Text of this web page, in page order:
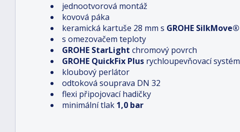
jednootvorová montáž
kovová páka
keramická kartuše 28 mm s GROHE SilkMove®
s omezovačem teploty
GROHE StarLight chromový povrch
GROHE QuickFix Plus rychloupevňovací systém
kloubový perlátor
odtoková souprava DN 32
flexi připojovací hadičky
minimální tlak 1,0 bar